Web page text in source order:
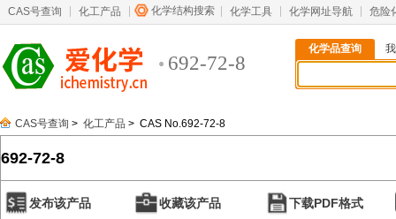
CAS号查询 化工产品 化学结构搜索 化学工具 化学网址导航 危险
692-72-8
化学品查询
CAS号查询 > 化工产品 > CAS No.692-72-8
692-72-8
发布该产品 收藏该产品 下载PDF格式